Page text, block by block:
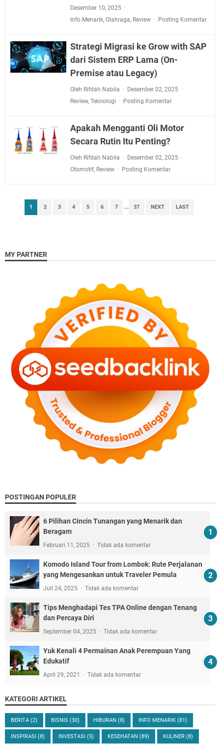
Desember 10, 2025
Info Menarik, Olahraga, Review Posting Komentar
Strategi Migrasi ke Grow with SAP
dari Sistem ERP Lama (On-
Premise atau Legacy)
Oleh Rifdah Nabila
Desember 02, 2025
Review, Teknologi Posting Komentar
Apakah Mengganti Oli Motor
Secara Rutin Itu Penting?
Oleh Rifdah Nabila
Desember 02, 2025
Otomotif, Review Posting Komentar
1 2 3 4 5 6 7 ... 37 NEXT LAST
MY PARTNER
POSTINGAN POPULER
6 Pilihan Cincin Tunangan yang Menarik dan
Beragam
Februari 11, 2025 Tidak ada komentar
Komodo Island Tour from Lombok: Rute Perjalanan
yang Mengesankan untuk Traveler Pemula
Juli 24, 2025 Tidak ada komentar
Tips Menghadapi Tes TPA Online dengan Tenang
dan Percaya Diri
September 04, 2025 Tidak ada komentar
Yuk Kenali 4 Permainan Anak Perempuan Yang
Edukatif
April 29, 2021 Tidak ada komentar
KATEGORI ARTIKEL
BERITA (2) BISNIS (30) HIBURAN (8) INFO MENARIK (81)
INSPIRASI (8) INVESTASI (5) KESEHATAN (89) KULINER (8)